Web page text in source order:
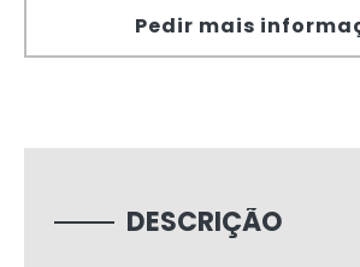
Pedir mais
DESCRIÇÃO